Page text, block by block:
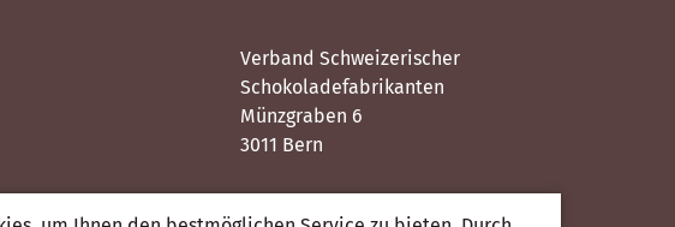
Verband Schweizerischer
Schokoladefabrikanten
Münzgraben 6
3011 Bern